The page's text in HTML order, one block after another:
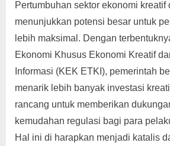
Pertumbuhan sektor ekonomi kreatif
menunjukkan potensi besar untuk
lebih maksimal. Dengan
Ekonomi Khusus Ekonomi Kreatif
Informasi (KEK ETKI), pemerintah
menarik lebih banyak investasi
rancang untuk memberikan
kemudahan regulasi bagi para
Hal ini di harapkan menjadi katalis